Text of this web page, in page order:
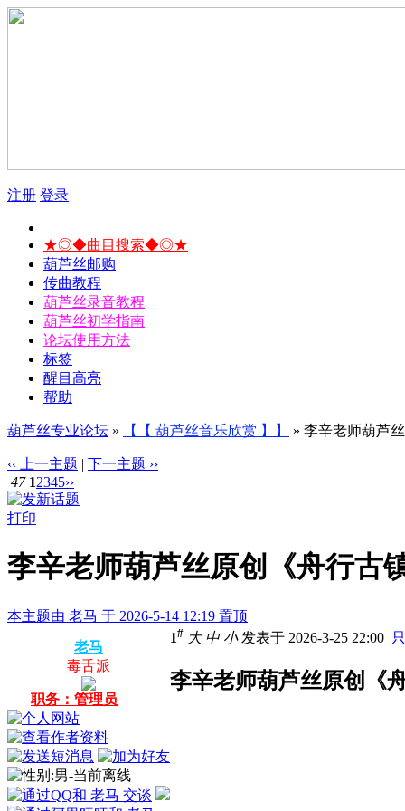
注册 登录
★◎◆曲目搜索◆◎★
葫芦丝邮购
传曲教程
葫芦丝录音教程
葫芦丝初学指南
论坛使用方法
标签
醒目高亮
帮助
葫芦丝专业论坛 » 【【 葫芦丝音乐欣赏 】】 » 李辛老师葫芦
‹‹ 上一主题 | 下一主题 ››
47 12345››
打印
李辛老师葫芦丝原创《舟行古
本主题由 老马 于 2026-5-14 12:19 置顶
老马
毒舌派
职务：管理员
1# 大 中 小发表于 2026-3-25 22:00
李辛老师葫芦丝原创《